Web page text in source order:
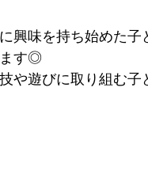
興味を持ち始めた
ます◎
や遊びに取り組む子